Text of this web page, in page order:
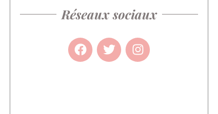
Réseaux sociaux